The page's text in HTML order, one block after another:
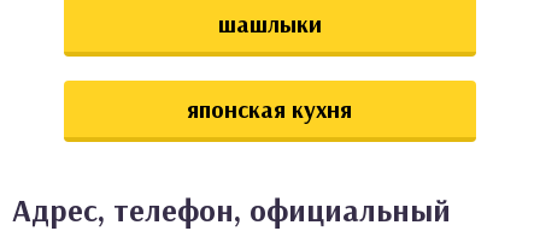
шашлыки
японская кухня
Адрес, телефон, официальный